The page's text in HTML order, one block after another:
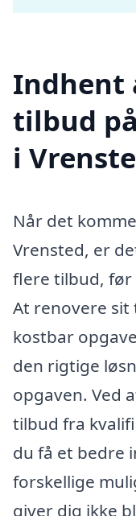
Indhent
tilbud
i
Når det
Vrensted, er
flere tilbud,
At renovere
kostbar
den rigtige
opgaven. Ved
tilbud fra
du få et bedre
forskellige
giver dig ikke